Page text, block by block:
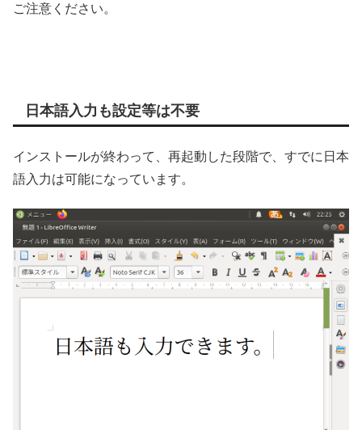
ご注意ください。
日本語入力も設定等は不要
インストールが終わって、再起動した段階で、すでに日本
語入力は可能になっています。